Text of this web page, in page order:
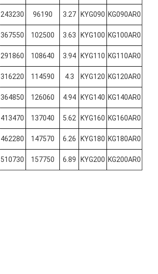
243230 96190 3.27 KYG090 KG090AR0
367550 102500 3.63 KYG100 KG100AR0
291860 108640 3.94 KYG110 KG110AR0
316220 114590 4.3 KYG120 KG120AR0
364850 126060 4.94 KYG140 KG140AR0
413470 137040 5.62 KYG160 KG160AR0
462280 147570 6.26 KYG180 KG180AR0
510730 157750 6.89 KYG200 KG200AR0